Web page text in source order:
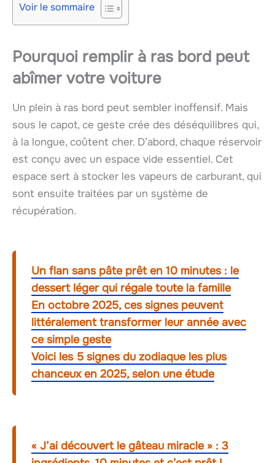
Voir le sommaire
Pourquoi remplir à ras bord peut
abîmer votre voiture
Un plein à ras bord peut sembler inoffensif. Mais
sous le capot, ce geste crée des déséquilibres qui,
à la longue, coûtent cher. D’abord, chaque réservoir
est conçu avec un espace vide essentiel. Cet
espace sert à stocker les vapeurs de carburant, qui
sont ensuite traitées par un système de
récupération.
Un flan sans pâte prêt en 10 minutes : le
dessert léger qui régale toute la famille
En octobre 2025, ces signes peuvent
littéralement transformer leur année avec
ce simple geste
Voici les 5 signes du zodiaque les plus
chanceux en 2025, selon une étude
« J’ai découvert le gâteau miracle » : 3